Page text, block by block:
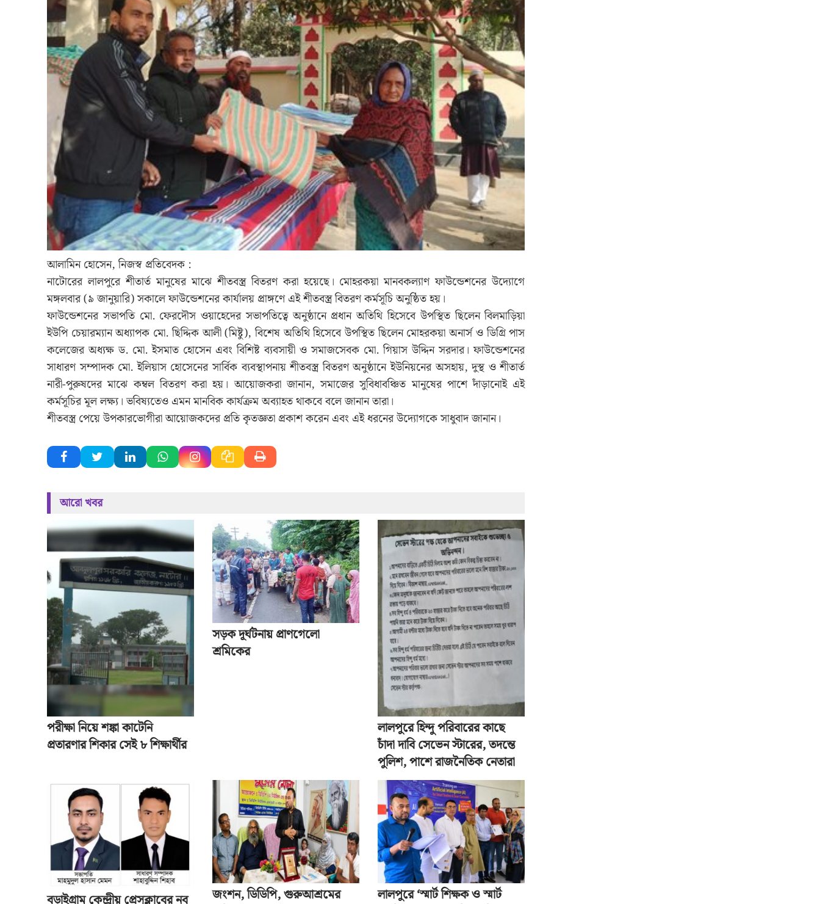
আলামিন হোসেন, নিজস্ব প্রতিবেদক :
নাটোরের লালপুরে শীতার্ত মানুষের মাঝে শীতবস্ত্র বিতরণ করা হয়েছে। মোহরকয়া মানবকল্যাণ ফাউন্ডেশনের উদ্যোগে
মঙ্গলবার (৯ জানুয়ারি) সকালে ফাউন্ডেশনের কার্যালয় প্রাঙ্গণে এই শীতবস্ত্র বিতরণ কর্মসূচি অনুষ্ঠিত হয়।
ফাউন্ডেশনের সভাপতি মো. ফেরদৌস ওয়াহেদের সভাপতিত্বে অনুষ্ঠানে প্রধান অতিথি হিসেবে উপস্থিত ছিলেন বিলমাড়িয়া
ইউপি চেয়ারম্যান অধ্যাপক মো. ছিদ্দিক আলী (মিষ্টু), বিশেষ অতিথি হিসেবে উপস্থিত ছিলেন মোহরকয়া অনার্স ও ডিগ্রি পাস
কলেজের অধ্যক্ষ ড. মো. ইসমাত হোসেন এবং বিশিষ্ট ব্যবসায়ী ও সমাজসেবক মো. গিয়াস উদ্দিন সরদার। ফাউন্ডেশনের
সাধারণ সম্পাদক মো. ইলিয়াস হোসেনের সার্বিক ব্যবস্থাপনায় শীতবস্ত্র বিতরণ অনুষ্ঠানে ইউনিয়নের অসহায়, দুস্থ ও শীতার্ত
নারী-পুরুষদের মাঝে কম্বল বিতরণ করা হয়। আয়োজকরা জানান, সমাজের সুবিধাবঞ্চিত মানুষের পাশে দাঁড়ানোই এই
কর্মসূচির মূল লক্ষ্য। ভবিষ্যতেও এমন মানবিক কার্যক্রম অব্যাহত থাকবে বলে জানান তারা।
শীতবস্ত্র পেয়ে উপকারভোগীরা আয়োজকদের প্রতি কৃতজ্ঞতা প্রকাশ করেন এবং এই ধরনের উদ্যোগকে সাধুবাদ জানান।
আরো খবর
পরীক্ষা নিয়ে শঙ্কা কাটেনি
প্রতারণার শিকার সেই ৮ শিক্ষার্থীর
সড়ক দূর্ঘটনায় প্রাণগেলো
শ্রমিকের
লালপুরে হিন্দু পরিবারের কাছে
চাঁদা দাবি সেভেন স্টারের, তদন্তে
পুলিশ, পাশে রাজনৈতিক নেতারা
জংশন, ডিডিপি, গুরুআশ্রমের
লালপুরে ‘স্মার্ট শিক্ষক ও স্মার্ট